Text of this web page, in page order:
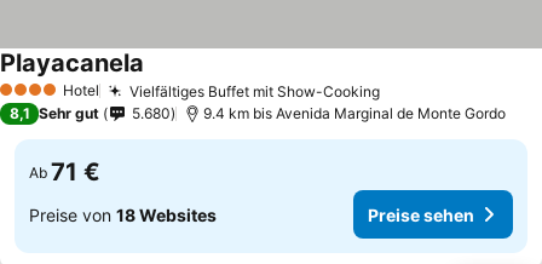
4 Sterne Hotel Vielfältiges Buffet mit Show-Cooking
Playacanela
8,1 Sehr gut 5.680 9.4 km bis Avenida Marginal de Monte Gordo
Ab 71 €
Preise von 18 Websites Preise sehen